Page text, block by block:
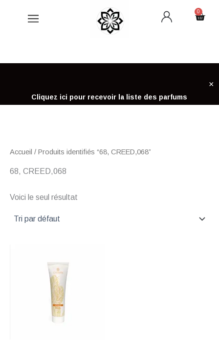
0
Cart
Cliquez ici pour recevoir la liste des parfums
×
Accueil / Produits identifiés “68, CREED,068”
68, CREED,068
Voici le seul résultat